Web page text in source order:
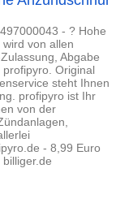
- ? Hohe
von allen
Abgabe
Original
steht Ihnen
profipyro ist Ihr
von der
- 8,99 Euro